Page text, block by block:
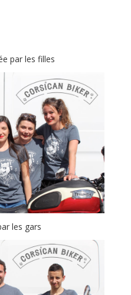
par les filles
les gars